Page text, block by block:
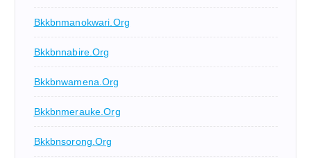
Bkkbnmanokwari.org
Bkkbnnabire.org
Bkkbnwamena.org
Bkkbnmerauke.org
Bkkbnsorong.org